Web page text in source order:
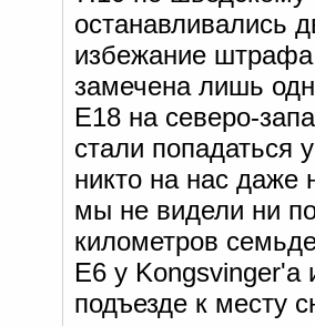
останавливались
избежание
замечена лишь
E18 на северо-
стали попадаться
никто на нас даже
мы не видели ни
километров
E6 у
подъезде к месту